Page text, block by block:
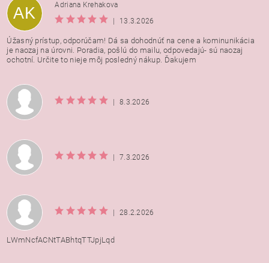
AK
Adriana Krehakova
|
13.3.2026
Úžasný prístup, odporúčam! Dá sa dohodnúť na cene a kominunikácia
je naozaj na úrovni. Poradia, pošlú do mailu, odpovedajú- sú naozaj
ochotní. Určite to nieje môj posledný nákup. Ďakujem
| 8.3.2026
| 7.3.2026
| 28.2.2026
LWmNcfACNtTABhtqTTJpjLqd